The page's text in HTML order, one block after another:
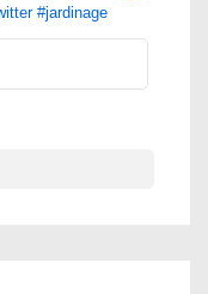
#jardinage